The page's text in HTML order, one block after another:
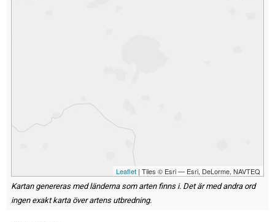
Leaflet | Tiles © Esri — Esri, DeLorme, NAVTEQ
Kartan genereras med länderna som arten finns i. Det är med andra ord
ingen exakt karta över artens utbredning.